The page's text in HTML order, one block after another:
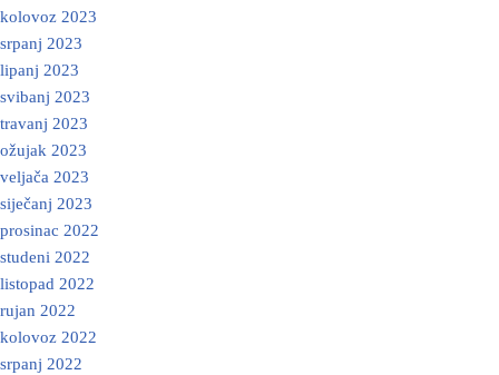
kolovoz 2023
srpanj 2023
lipanj 2023
svibanj 2023
travanj 2023
ožujak 2023
veljača 2023
siječanj 2023
prosinac 2022
studeni 2022
listopad 2022
rujan 2022
kolovoz 2022
srpanj 2022